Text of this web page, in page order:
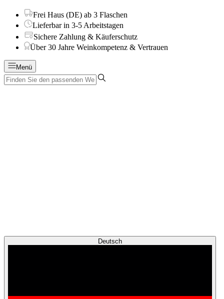
Frei Haus (DE) ab 3 Flaschen
Lieferbar in 3-5 Arbeitstagen
Sichere Zahlung & Käuferschutz
Über 30 Jahre Weinkompetenz & Vertrauen
Menü
Deutsch